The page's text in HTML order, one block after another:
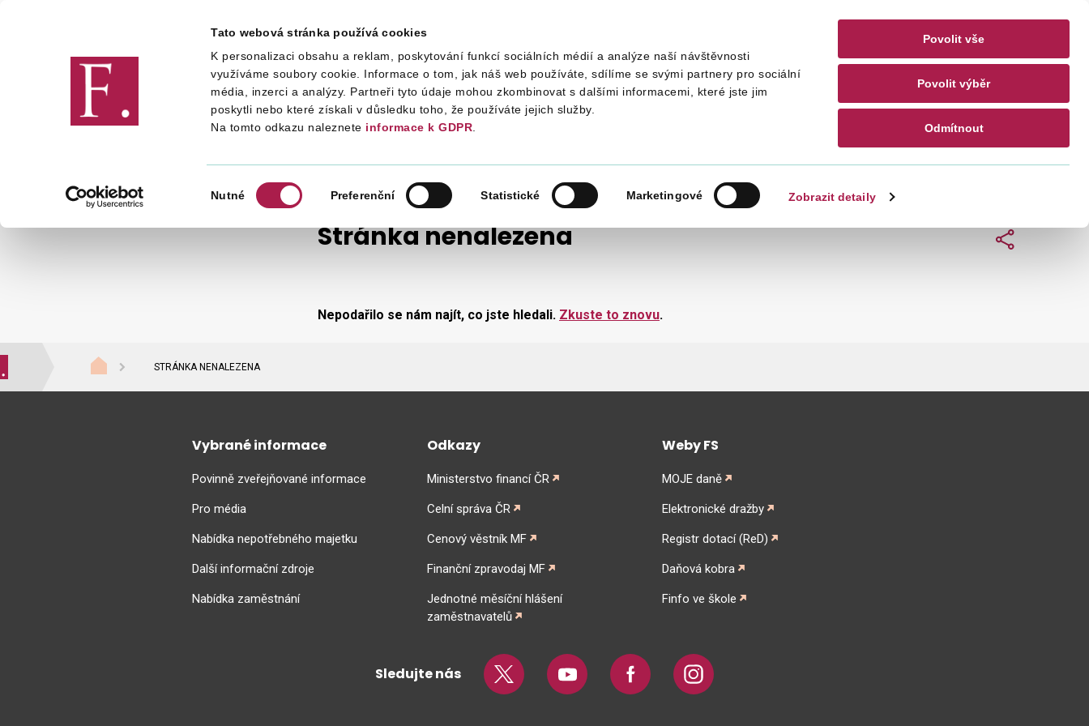
Tato webová stránka používá cookies
K personalizaci obsahu a reklam, poskytování funkcí sociálních médií a analýze naší návštěvnosti
využíváme soubory cookie. Informace o tom, jak náš web používáte, sdílíme se svými partnery pro sociální
média, inzerci a analýzy. Partneři tyto údaje mohou zkombinovat s dalšími informacemi, které jste jim
poskytli nebo které získali v důsledku toho, že používáte jejich služby.
Na tomto odkazu naleznete informace k GDPR.
souhlasu
Nutné Preferenční Statistické Marketingové Zobrazit detaily
Povolit vše
Povolit výběr
Odmítnout
Finanční správa Daně Mezinárodní spolupráce Kontakty CZ EN
Stránka nenalezena Sdílet
Nepodařilo se nám najít, co jste hledali. Zkuste to znovu.
STRÁNKA NENALEZENA
Vybrané informace
Povinně zveřejňované informace
Pro média
Nabídka nepotřebného majetku
Další informační zdroje
Nabídka zaměstnání
Odkazy
Ministerstvo financí ČR
Celní správa ČR
Cenový věstník MF
Finanční zpravodaj MF
Jednotné měsíční hlášení
zaměstnavatelů
Weby FS
MOJE daně
Elektronické dražby
Registr dotací (ReD)
Daňová kobra
Finfo ve škole
Sledujte nás Twitter Youtube Facebook Instagram